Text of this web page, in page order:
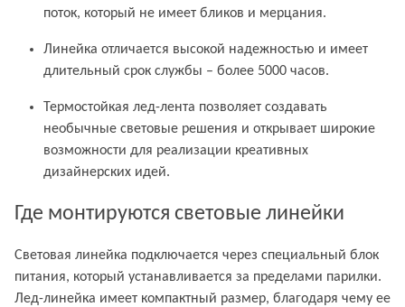
поток, который не имеет бликов и мерцания.
Линейка отличается высокой надежностью и имеет
длительный срок службы – более 5000 часов.
Термостойкая лед-лента позволяет создавать
необычные световые решения и открывает широкие
возможности для реализации креативных
дизайнерских идей.
Где монтируются световые линейки
Световая линейка подключается через специальный блок
питания, который устанавливается за пределами парилки.
Лед-линейка имеет компактный размер, благодаря чему ее